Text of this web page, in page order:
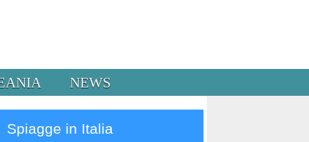
NEWS
Spiagge in Italia